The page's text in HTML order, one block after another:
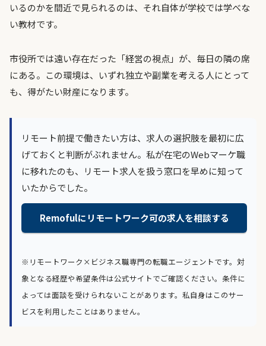
いるのかを間近で見られるのは、それ自体が学校では学べな
い教材です。
市役所では遠い存在だった「経営の視点」が、毎日の隣の席
にある。この環境は、いずれ独立や副業を考える人にとって
も、得がたい財産になります。
リモート前提で働きたい方は、求人の選択肢を最初に広
げておくと判断がぶれません。私が在宅のWebマーケ職
に移れたのも、リモート求人を扱う窓口を早めに知って
いたからでした。
Remofulにリモートワーク可の求人を相談する
※リモートワーク×ビジネス職専門の転職エージェントです。対
象となる経歴や希望条件は公式サイトでご確認ください。条件に
よっては面談を受けられないことがあります。私自身はこのサー
ビスを利用したことはありません。